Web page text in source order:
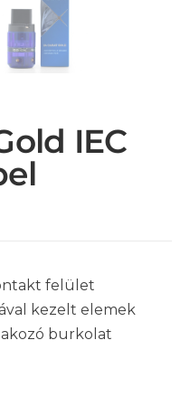
IEC
felület
kezelt elemek
burkolat